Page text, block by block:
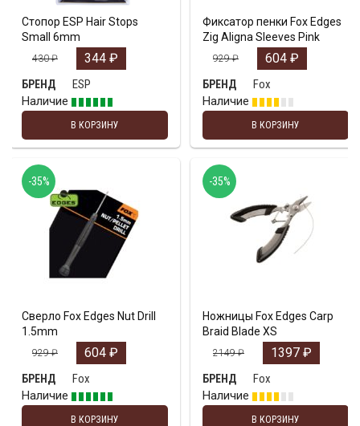
Стопор ESP Hair Stops
Small 6mm
430₽ 344 ₽
БРЕНД
ESP
Наличие
В КОРЗИНУ
Фиксатор пенки Fox Edges
Zig Aligna Sleeves Pink
929₽ 604 ₽
БРЕНД
Fox
Наличие
В КОРЗИНУ
Сверло Fox Edges Nut Drill
1.5mm
929₽ 604 ₽
БРЕНД
Fox
Наличие
В КОРЗИНУ
-35%
Ножницы Fox Edges Carp
Braid Blade XS
2149₽ 1397 ₽
БРЕНД
Fox
Наличие
В КОРЗИНУ
-35%